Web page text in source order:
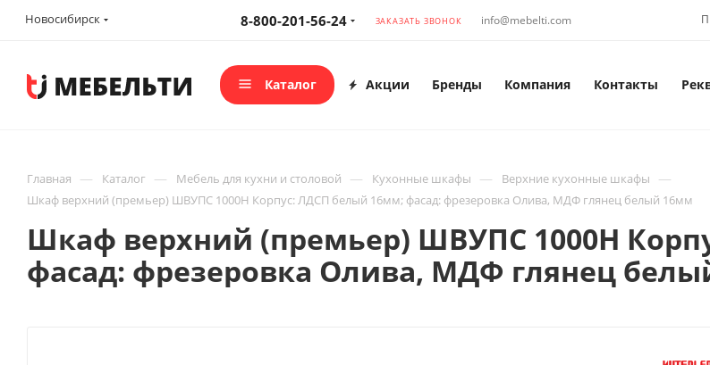
Новосибирск 8-800-201-56-24 ЗАКАЗАТЬ ЗВОНОК info@mebelti.com
Каталог Акции Бренды Компания Контакты
Главная — Каталог — Мебель для кухни и столовой — Кухонные шкафы — Верхние кухонные шкафы —
Шкаф верхний (премьер) ШВУПС 1000Н Корпус: ЛДСП белый 16мм; фасад: фрезеровка Олива, МДФ глянец белый 16мм
Шкаф верхний (премьер) ШВУПС 1000Н
фасад: фрезеровка Олива, МДФ глянец